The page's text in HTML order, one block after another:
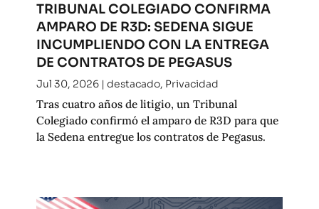
TRIBUNAL COLEGIADO CONFIRMA
AMPARO DE R3D: SEDENA SIGUE
INCUMPLIENDO CON LA ENTREGA
DE CONTRATOS DE PEGASUS
Jul 30, 2026| destacado, Privacidad
Tras cuatro años de litigio, un Tribunal
Colegiado confirmó el amparo de R3D para que
la Sedena entregue los contratos de Pegasus.